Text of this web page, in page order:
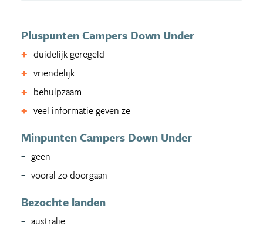
Pluspunten Campers Down Under
duidelijk geregeld
vriendelijk
behulpzaam
veel informatie geven ze
Minpunten Campers Down Under
geen
vooral zo doorgaan
Bezochte landen
australie